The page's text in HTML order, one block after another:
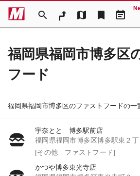
search map bookmark event_note
福岡県福岡市博多区
フード
福岡県福岡市博多区のファストフードの一
宇奈とと 博多駅前店
福岡県福岡市博多区博多駅東２丁
[その他 ファストフード]
かつや博多東光寺店